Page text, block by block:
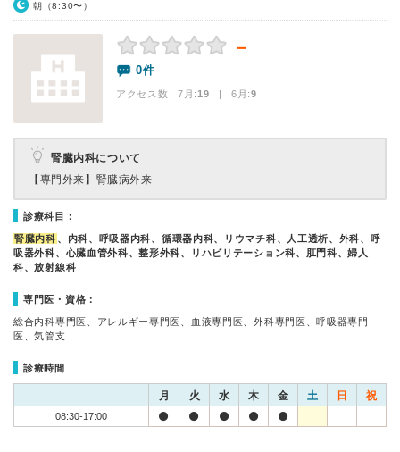
朝（8:30〜）
－
0件
アクセス数 7月:19 | 6月:9
腎臓内科について
【専門外来】 腎臓病外来
診療科目：
腎臓内科 、内科、呼吸器内科、循環器内科、リウマチ科、人工透析、外科、呼
吸器外科、心臓血管外科、整形外科、リハビリテーション科、肛門科、婦人
科、放射線科
専門医・資格：
総合内科専門医、アレルギー専門医、血液専門医、外科専門医、呼吸器専門
医、気管支…
診療時間
月 火 水 木 金 土 日 祝
08:30-17:00